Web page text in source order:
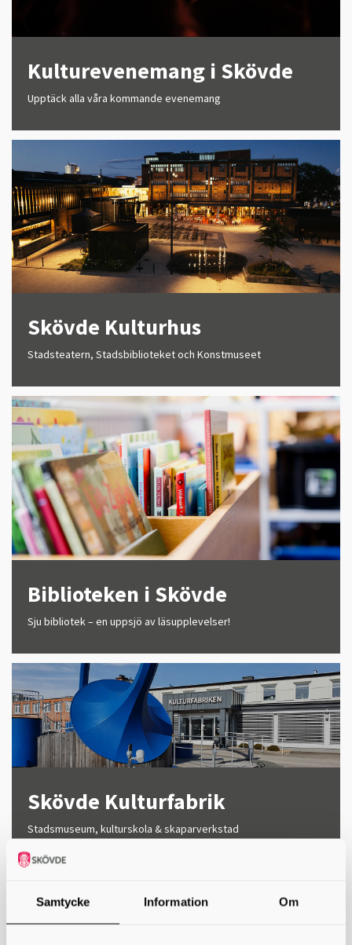
Samtycke Information Om
Kulturevenemang i Skövde
Upptäck alla våra kommande evenemang
Skövde Kulturhus
Stadsteatern, Stadsbiblioteket och Konstmuseet
Biblioteken i Skövde
Sju bibliotek – en uppsjö av läsupplevelser!
Skövde Kulturfabrik
Stadsmuseum, kulturskola & skaparverkstad